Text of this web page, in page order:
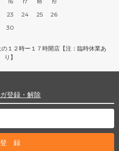
23 24 25
26
30
１２時ー１７時開店【注：臨時休業あ
り】
登録・解除